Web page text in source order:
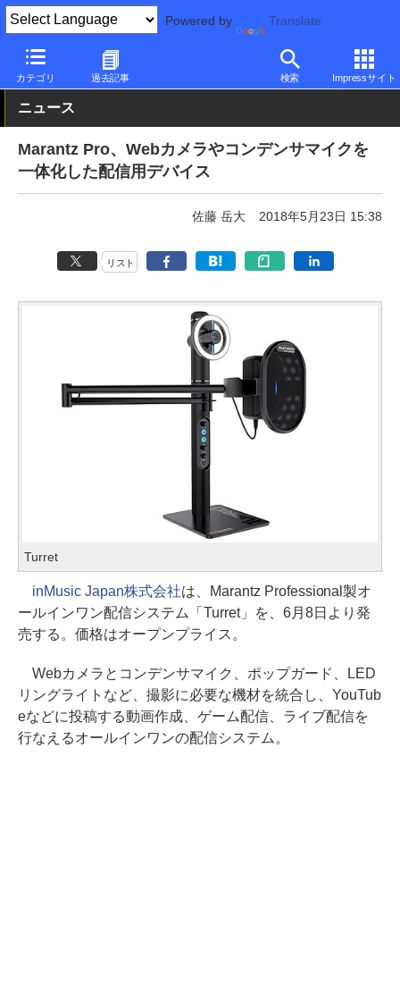
Powered by Translate
カテゴリ 過去記事 検索 Impressサイト
PC Watch 半導体/周辺機器 Webカメラ
ニュース
Marantz Pro、Webカメラやコンデンサマイクを
一体化した配信用デバイス
佐藤 岳大 2018年5月23日 15:38
リスト
Turret
inMusic Japan株式会社は、Marantz Professional製オ
ールインワン配信システム「Turret」を、6月8日より発
売する。価格はオープンプライス。
Webカメラとコンデンサマイク、ポップガード、LED
リングライトなど、撮影に必要な機材を統合し、YouTub
eなどに投稿する動画作成、ゲーム配信、ライブ配信を
行なえるオールインワンの配信システム。